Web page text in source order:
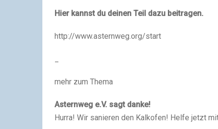
Hier kannst du deinen Teil dazu beitragen.
http://www.asternweg.org/start
mehr zum Thema
Asternweg e.V. sagt danke!
Hurra! Wir sanieren den Kalkofen! Helfe jetzt